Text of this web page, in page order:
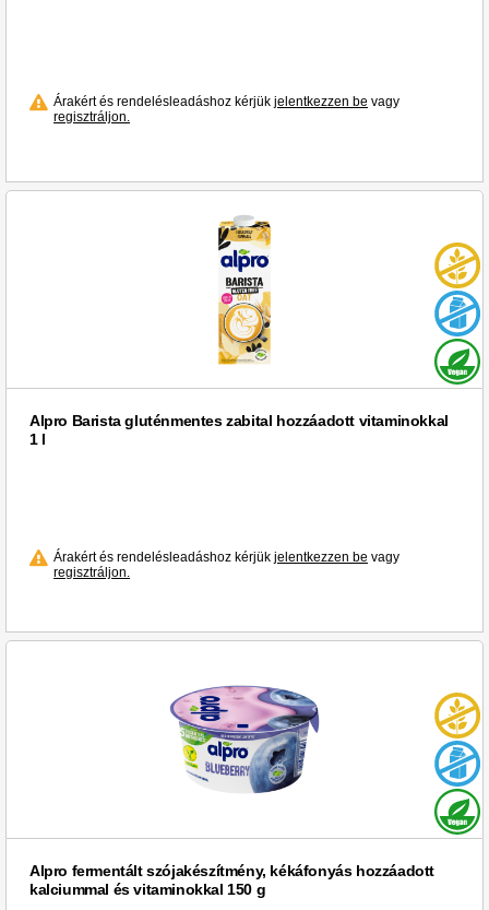
Árakért és rendelésleadáshoz kérjük jelentkezzen be vagy
regisztráljon.
Alpro Barista gluténmentes zabital hozzáadott vitaminokkal
1 l
Árakért és rendelésleadáshoz kérjük jelentkezzen be vagy
regisztráljon.
Alpro fermentált szójakészítmény, kékáfonyás hozzáadott
kalciummal és vitaminokkal 150 g